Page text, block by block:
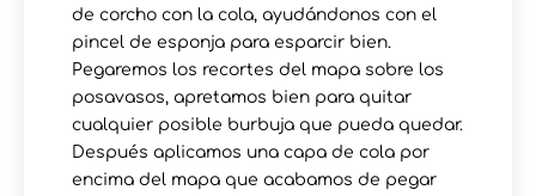
de corcho con la cola, ayudándonos con el
pincel de esponja para esparcir bien.
Pegaremos los recortes del mapa sobre los
posavasos, apretamos bien para quitar
cualquier posible burbuja que pueda quedar.
Después aplicamos una capa de cola por
encima del mapa que acabamos de pegar